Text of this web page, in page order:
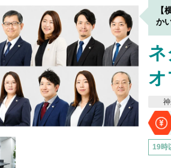
【
か
ネ
オ
19時